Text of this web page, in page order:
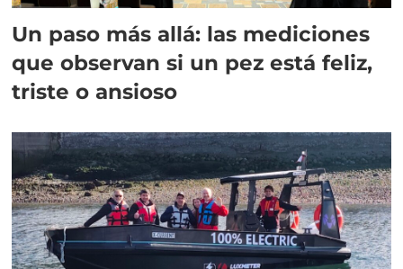
Un paso más allá: las mediciones
que observan si un pez está feliz,
triste o ansioso